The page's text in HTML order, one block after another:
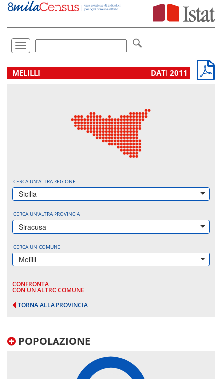
Vai
direttamente
Toggle
navigation
.
MELILLI DATI 2011
CERCA UN'ALTRA REGIONE
Sicilia
CERCA UN'ALTRA PROVINCIA
Siracusa
CERCA UN COMUNE
Melilli
CONFRONTA
CON UN ALTRO COMUNE
TORNA ALLA PROVINCIA
POPOLAZIONE